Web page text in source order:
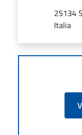
25134
Italia